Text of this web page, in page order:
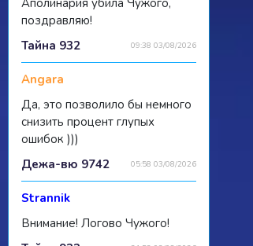
поздравляю!
09:38 03/08/2026
Тайна 932
Angara
Да, это позволило бы немного
снизить процент глупых
ошибок )))
05:58 03/08/2026
Дежа-вю 9742
Strannik
Внимание! Логово Чужого!